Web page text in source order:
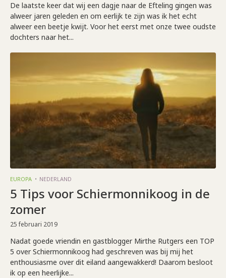
De laatste keer dat wij een dagje naar de Efteling gingen was
alweer jaren geleden en om eerlijk te zijn was ik het echt
alweer een beetje kwijt. Voor het eerst met onze twee oudste
dochters naar het...
EUROPA NEDERLAND
5 Tips voor Schiermonnikoog in de
zomer
25 februari 2019
Nadat goede vriendin en gastblogger Mirthe Rutgers een TOP
5 over Schiermonnikoog had geschreven was bij mij het
enthousiasme over dit eiland aangewakkerd! Daarom besloot
ik op een heerlijke...